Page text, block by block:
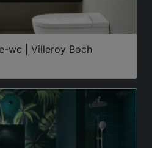
wc | Villeroy Boch